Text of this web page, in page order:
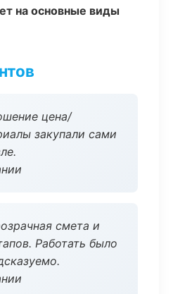
на основные виды
цена/
закупали сами
смета и
Работать было